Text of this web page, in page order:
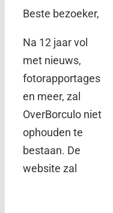
Beste bezoeker,
Na 12 jaar vol
met nieuws,
fotorapportages
en meer, zal
OverBorculo niet
ophouden te
bestaan. De
website zal